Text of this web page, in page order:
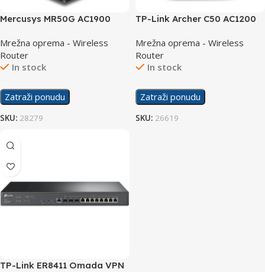
Mercusys MR50G AC1900
Router
Mrežna oprema - Wireless
Router
In stock
Zatraži ponudu
SKU: 28279
TP-Link Archer C50 AC1200
Mrežna oprema - Wireless
Router
In stock
Zatraži ponudu
SKU: 26619
TP-Link ER8411 Omada VPN